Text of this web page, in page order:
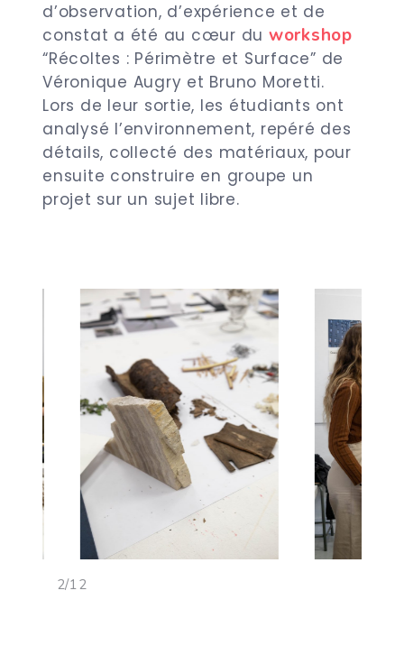
d’observation, d’expérience et de
constat a été au cœur du workshop
“Récoltes : Périmètre et Surface” de
Véronique Augry et Bruno Moretti.
Lors de leur sortie, les étudiants ont
analysé l’environnement, repéré des
détails, collecté des matériaux, pour
ensuite construire en groupe un
projet sur un sujet libre.
3/12